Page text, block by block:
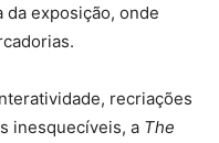
da exposição, onde
recriações
inesquecíveis, a The